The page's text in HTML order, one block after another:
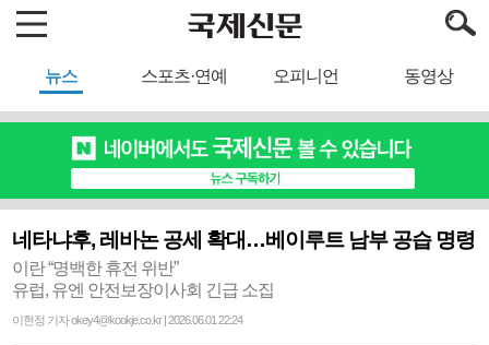
뉴스 스포츠·연예 오피니언 동영상
네타냐후, 레바논 공세 확대…베이루트 남부 공습 명령
이란 “명백한 휴전 위반”
유럽, 유엔 안전보장이사회 긴급 소집
이현정 기자 okey4@kookje.co.kr | 2026.06.01 22:24